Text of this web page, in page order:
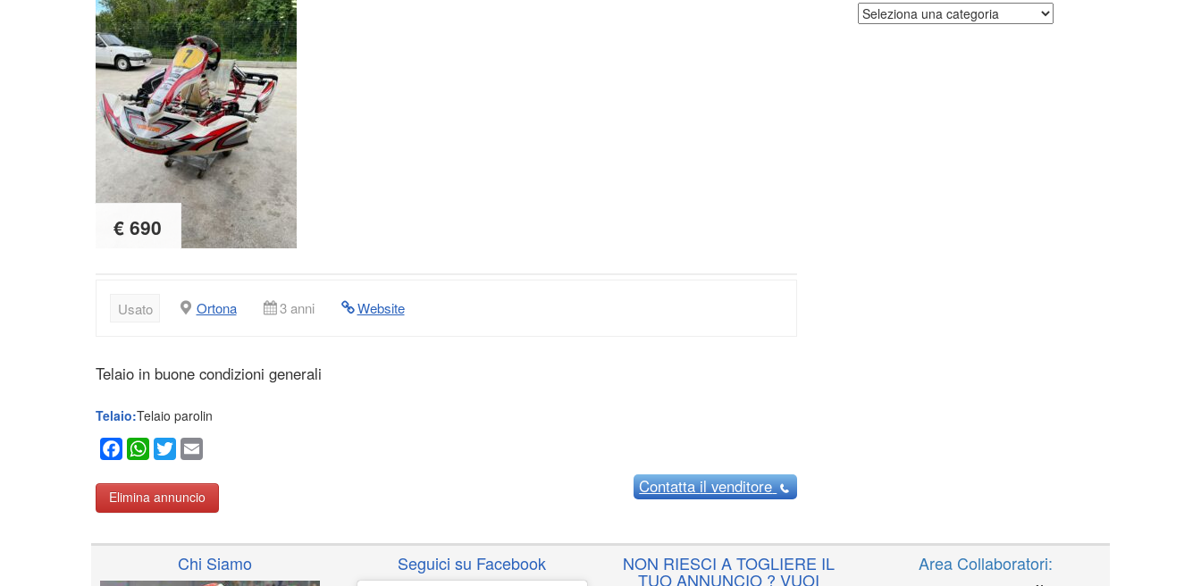
€ 690
Usato Ortona 3 anni Website
Telaio in buone condizioni generali
Telaio:Telaio parolin
Facebook
WhatsApp
Twitter
Elimina annuncio
Contattail venditore
Categorie
Chi Siamo Seguici su Facebook NON RIESCI A TOGLIERE IL
TUO ANNUNCIO ? VUOI
Area Collaboratori: